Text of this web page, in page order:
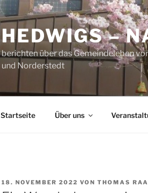
HEDWIGS –
berichten über das Gemeindeleben
und Norderstedt
Startseite Über uns
VERÖFFENTLICHT
AM
18. NOVEMBER 2022 VON THOMAS